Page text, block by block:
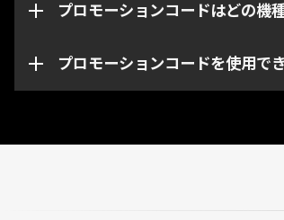
プロモーションコードはどの機
い。
プロモーションコードを使用で
お問い合わせください。